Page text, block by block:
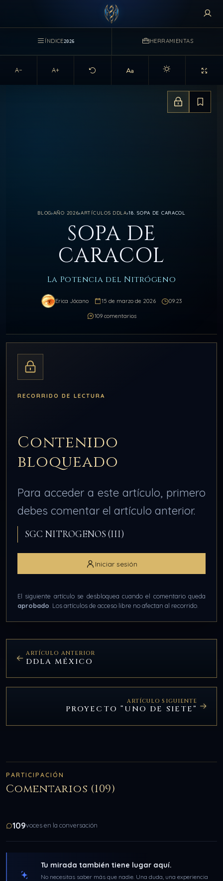
ÍNDICE2026 HERRAMIENTAS
Estado de
BLOG›AÑO 2026›ARTÍCULOS DDLA›18. SOPA DE CARACOL
SOPA DE
CARACOL
La Potencia del Nitrógeno
Erica Jócano 15 de marzo de 2026 09:23
109 comentarios
A− A+
Activar modo claro
RECORRIDO DE LECTURA
Contenido
bloqueado
Para acceder a este artículo, primero
debes comentar el artículo anterior.
SGC NITROGENOS (III)
Iniciar sesión
El siguiente artículo se desbloquea cuando el comentario queda
aprobado. Los artículos de acceso libre no afectan al recorrido.
ARTÍCULO ANTERIOR
DDLA MÉXICO
ARTÍCULO SIGUIENTE
PROYECTO “UNO DE SIETE”
PARTICIPACIÓN
Comentarios (109)
109voces en la conversación
Tu mirada también tiene lugar aquí.
No necesitas saber más que nadie. Una duda, una experiencia